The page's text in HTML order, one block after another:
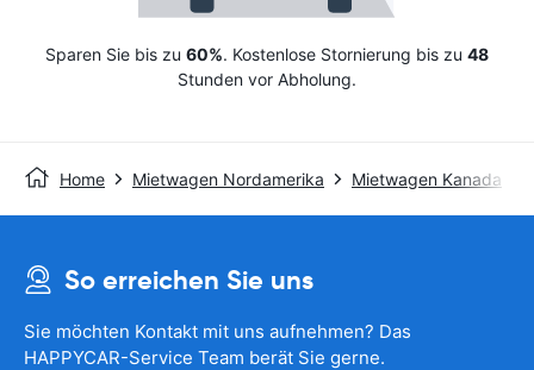
Sparen Sie bis zu 60%. Kostenlose Stornierung bis zu 48
Stunden vor Abholung.
Home Mietwagen Nordamerika Mietwagen Kanada
So erreichen Sie uns
Sie möchten Kontakt mit uns aufnehmen? Das
HAPPYCAR-Service Team berät Sie gerne.